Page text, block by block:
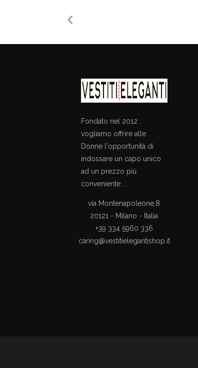
Fondato nel 2012 ,
vogliamo offrire alle
Donne l'opportunità di
indossare un capo unico
ad un prezzo più
conveniente ...
via Montenapoleone,8
20121 - Milano - Italia
+39 334 5960 336
caring@vestitielegantishop.it